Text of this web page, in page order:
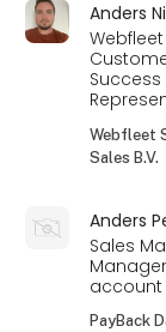
Anders
Webfleet
Success
Webfleet
Sales B.V.
Anders
Sales
account
PayBack